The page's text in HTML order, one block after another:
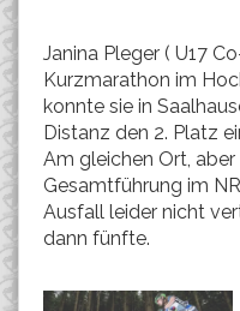
Janina Pleger ( U17
Kurzmarathon im
konnte sie in
Distanz den 2. Platz
Am gleichen Ort,
Gesamtführung im
Ausfall leider nicht
dann fünfte.